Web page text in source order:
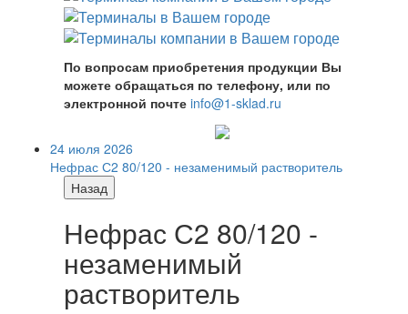
По вопросам приобретения продукции Вы
можете обращаться по телефону, или по
электронной почте info@1-sklad.ru
24 июля 2026
Нефрас С2 80/120 - незаменимый растворитель
Назад
Нефрас С2 80/120 -
незаменимый
растворитель